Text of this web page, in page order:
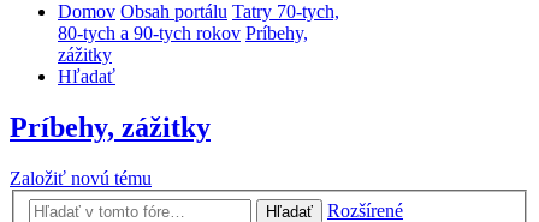
Domov Obsah portálu Tatry 70-tych,
80-tych a 90-tych rokov Príbehy,
zážitky
Hľadať
Príbehy, zážitky
Založiť novú tému
Hľadať
Rozšírené